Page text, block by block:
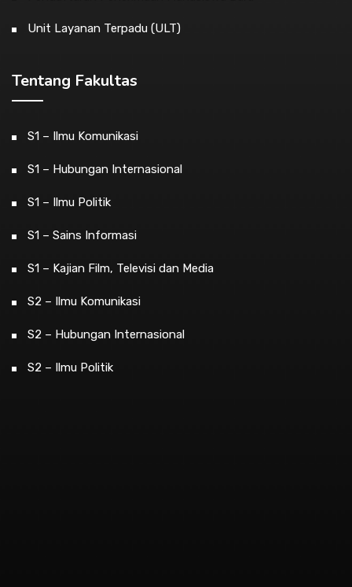
Unit Layanan Terpadu (ULT)
Tentang Fakultas
S1 – Ilmu Komunikasi
S1 – Hubungan Internasional
S1 – Ilmu Politik
S1 – Sains Informasi
S1 – Kajian Film, Televisi dan Media
S2 – Ilmu Komunikasi
S2 – Hubungan Internasional
S2 – Ilmu Politik